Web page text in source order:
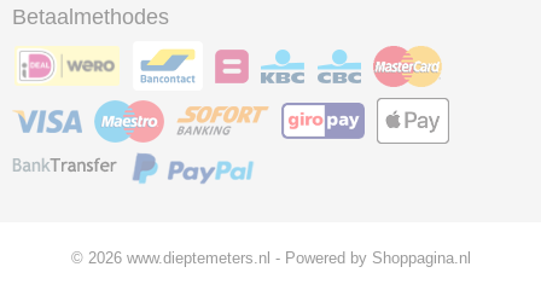
Betaalmethodes
© 2026 www.dieptemeters.nl - Powered by Shoppagina.nl